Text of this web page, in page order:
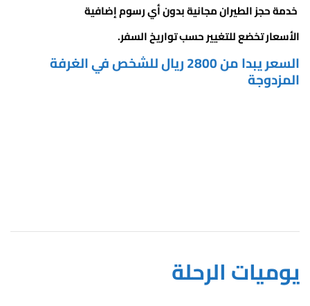
خدمة حجز الطيران مجانية بدون أي رسوم إضافية
الأسعار تخضع للتغيير حسب تواريخ السفر.
السعر يبدا من 2800 ريال للشخص في الغرفة
المزدوجة
يوميات الرحلة